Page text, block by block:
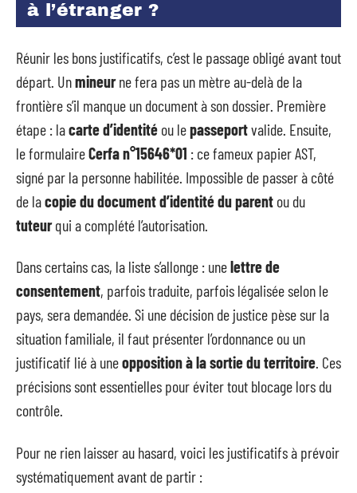
à l’étranger ?
Réunir les bons justificatifs, c’est le passage obligé avant tout
départ. Unmineurne fera pas un mètre au-delà de la
frontière s’il manque un document à son dossier. Première
étape : lacarte d’identité ou lepasseportvalide. Ensuite,
le formulaireCerfa n°15646*01 : ce fameux papier AST,
signé par la personne habilitée. Impossible de passer à côté
de lacopie du document d’identité du parent ou du
tuteurqui a complété l’autorisation.
Dans certains cas, la liste s’allonge : unelettre de
consentement, parfois traduite, parfois légalisée selon le
pays, sera demandée. Si une décision de justice pèse sur la
situation familiale, il faut présenter l’ordonnance ou un
justificatif lié à uneopposition à la sortie du territoire. Ces
précisions sont essentielles pour éviter tout blocage lors du
contrôle.
Pour ne rien laisser au hasard, voici les justificatifs à prévoir
systématiquement avant de partir :